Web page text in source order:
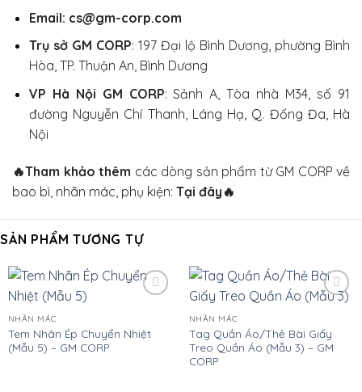
Email: cs@gm-corp.com
Trụ sở GM CORP: 197 Đại lộ Bình Dương, phường Bình
Hòa, TP. Thuận An, Bình Dương
VP Hà Nội GM CORP:Sảnh A, Tòa nhà M34, số 91
đường Nguyễn Chí Thanh, Láng Hạ, Q. Đống Đa, Hà
Nội
🔥Tham khảo thêm các dòng sản phẩm từ GM CORP về
bao bì, nhãn mác, phụ kiện: Tại đây 🔥
SẢN PHẨM TƯƠNG TỰ
wishlist
NHÃN MÁC
Tem Nhãn Ép Chuyển Nhiệt
(Mẫu 5) – GM CORP
wishlist
NHÃN MÁC
Tag Quần Áo/Thẻ Bài Giấy
Treo Quần Áo (Mẫu 3) – GM
CORP